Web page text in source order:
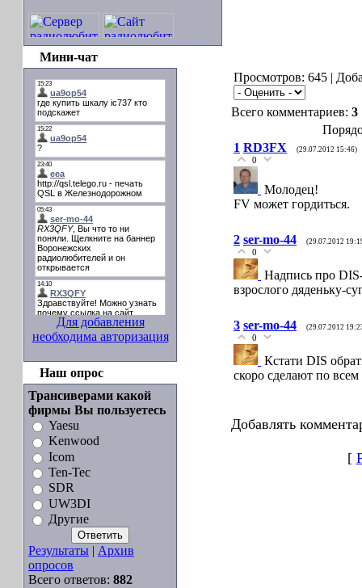
Мини-чат
Для добавления
необходима авторизация
Наш опрос
Трансиверами какой
фирмы Вы пользуетесь
Yaesu
Kenwood
Icom
Ten-Tec
SDR
UW3DI
Другие
Результаты | Архив
опросов
Всего ответов: 882
Просмотров: 645 |
Всего комментариев: 3
1 RD3FX (29.07.2012 15:46)
0
Молодец!
FV может гордиться.
2 ser-mo-44 (29.07.2012
0
Надпись про
взрослого дяденьку-
3 ser-mo-44 (29.07.2012
0
Кстати DIS
скоро сделают по
Добавлять
[